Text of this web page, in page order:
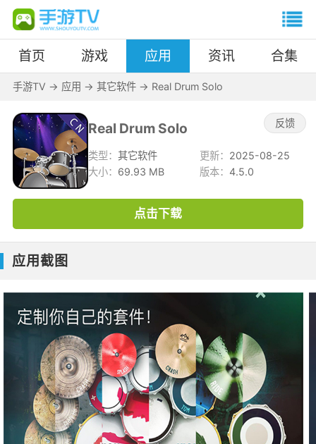
首页 游戏 应用 资讯 合集
手游TV -> 应用 -> 其它软件-> Real Drum Solo
Real Drum Solo 反馈
类型：其它软件 更新： 2025-08-25
大小： 69.93 MB 版本： 4.5.0
点击下载
应用截图